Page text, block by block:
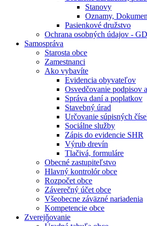
Stanovy
Oznamy,
Pasienkové družstvo
Ochrana osobných údajov -
Samospráva
Starosta obce
Zamestnanci
Ako vybavíte
Evidencia obyvateľov
Osvedčovanie podpisov
Správa daní a poplatkov
Stavebný úrad
Určovanie súpisných
Sociálne služby
Zápis do evidencie SHR
Výrub drevín
Tlačivá, formuláre
Obecné zastupiteľstvo
Hlavný kontrolór obce
Rozpočet obce
Záverečný účet obce
Všeobecne záväzné nariadenia
Kompetencie obce
Zverejňovanie